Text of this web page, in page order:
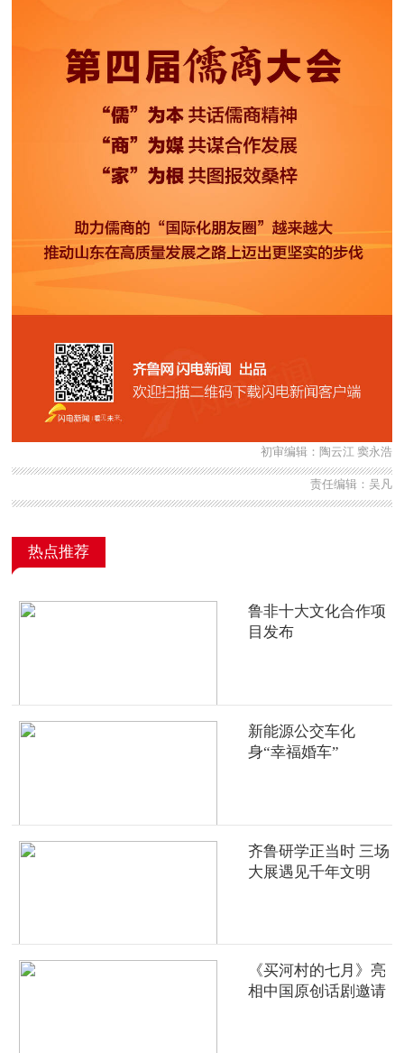
初审编辑：陶云江 窦永浩
责任编辑：吴凡
热点推荐
鲁非十大文化合作项
目发布
新能源公交车化
身“幸福婚车”
齐鲁研学正当时 三场
大展遇见千年文明
《买河村的七月》亮
相中国原创话剧邀请